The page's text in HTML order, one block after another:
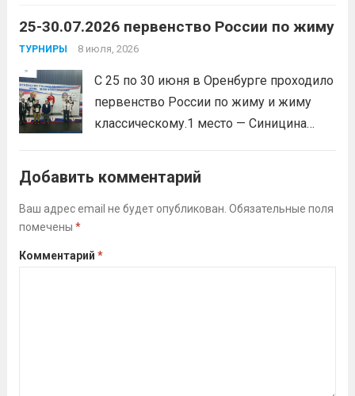
Макарова, Серов Станислав, занял 1
место. Подготовила спортсмена тренер-
Викторовна.Читать дальше
25-30.07.2026 первенство России по жиму
ТУРНИРЫ 8 июля, 2026
С 25 по 30 июня в Оренбурге проходило
первенство России по жиму и жиму
классическому.1 место — Синицина
(тренер Задорина Я.С.)
Добавить комментарий
Ваш адрес email не будет опубликован. Обязательные поля
помечены *
Комментарий *